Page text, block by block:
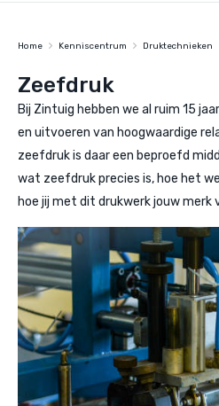
Anythings KERN assortiment
Anythings OVERIG
Pagina's
Nieuws
Home Kenniscentrum Druktechnieken
Zeefdruk
Bij Zintuig hebben we al ruim 15
en uitvoeren van hoogwaardige
zeefdruk is daar een beproefd
wat zeefdruk precies is, hoe het
hoe jij met dit drukwerk jouw merk